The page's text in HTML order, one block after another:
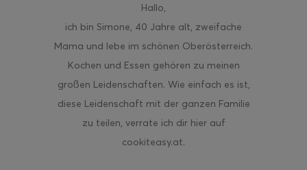
Hallo,
ich bin Simone, 40 Jahre alt, zweifache
Mama und lebe im schönen Oberösterreich.
Kochen und Essen gehören zu meinen
großen Leidenschaften. Wie einfach es ist,
diese Leidenschaft mit der ganzen Familie
zu teilen, verrate ich dir hier auf
cookiteasy.at.